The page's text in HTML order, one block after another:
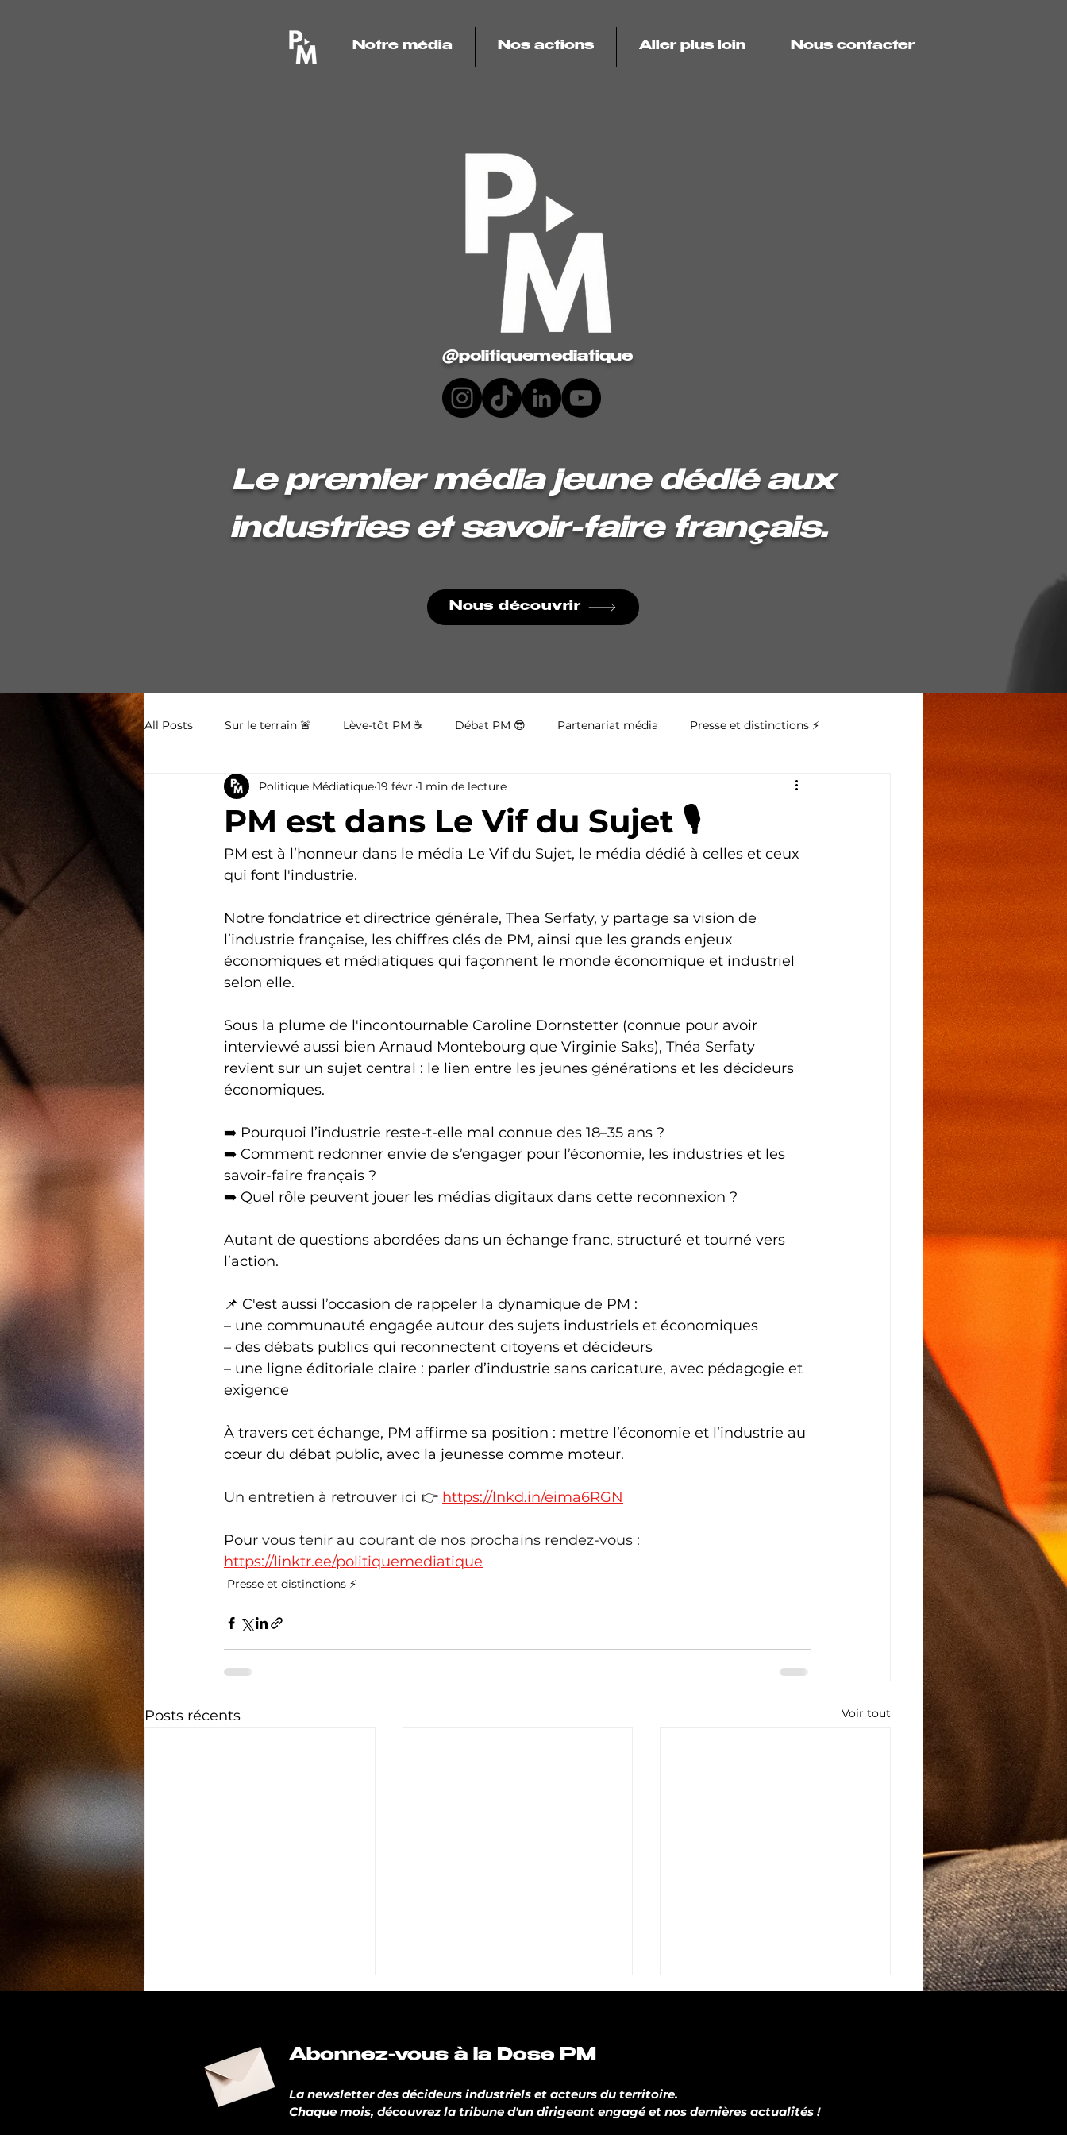
Notre média Nos actions Aller plus loin Nous contacter
@politiquemediatique
Le premier média jeune dédié aux
industries et savoir-faire français.
Nous découvrir
All Posts Sur le terrain 🚨 Lève-tôt PM ☕ Débat PM 😎 Partenariat média Presse et distinctions ⚡️
Nouveauté PM 💌
PM est dans Le Vif du Sujet 🎙
Politique Médiatique 19 févr. 1 min de lecture
PM est à l’honneur dans le média Le Vif du Sujet, le média dédié à celles et ceux
qui font l'industrie.
Notre fondatrice et directrice générale, Thea Serfaty, y partage sa vision de
l’industrie française, les chiffres clés de PM, ainsi que les grands enjeux
économiques et médiatiques qui façonnent le monde économique et industriel
selon elle.
Sous la plume de l'incontournable Caroline Dornstetter (connue pour avoir
interviewé aussi bien Arnaud Montebourg que Virginie Saks), Théa Serfaty
revient sur un sujet central : le lien entre les jeunes générations et les décideurs
économiques.
➡️ Pourquoi l’industrie reste-t-elle mal connue des 18–35 ans ?
➡️ Comment redonner envie de s’engager pour l’économie, les industries et les
savoir-faire français ?
➡️ Quel rôle peuvent jouer les médias digitaux dans cette reconnexion ?
Autant de questions abordées dans un échange franc, structuré et tourné vers
l’action.
📌 C'est aussi l’occasion de rappeler la dynamique de PM :
– une communauté engagée autour des sujets industriels et économiques
– des débats publics qui reconnectent citoyens et décideurs
– une ligne éditoriale claire : parler d’industrie sans caricature, avec pédagogie et
exigence
À travers cet échange, PM affirme sa position : mettre l’économie et l’industrie au
cœur du débat public, avec la jeunesse comme moteur.
Un entretien à retrouver ici 👉 https://lnkd.in/eima6RGN
Pour vous tenir au courant de nos prochains rendez-vous :
https://linktr.ee/politiquemediatique
Presse et distinctions ⚡️
Posts récents Voir tout
Abonnez-vous à la Dose PM
La newsletter des décideurs industriels et acteurs du territoire.
Chaque mois, découvrez la tribune d'un dirigeant engagé et nos dernières actualités !